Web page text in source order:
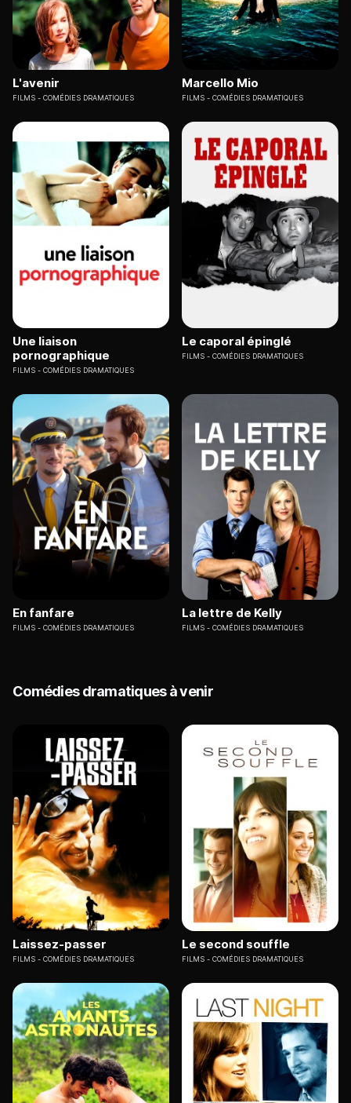
L'avenir
FILMS COMÉDIES DRAMATIQUES
Marcello Mio
FILMS COMÉDIES DRAMATIQUES
Une liaison
pornographique
FILMS COMÉDIES DRAMATIQUES
Le caporal épinglé
FILMS COMÉDIES DRAMATIQUES
En fanfare
FILMS COMÉDIES DRAMATIQUES
La lettre de Kelly
FILMS COMÉDIES DRAMATIQUES
Comédies dramatiques à venir
Laissez-passer
FILMS COMÉDIES DRAMATIQUES
Le second souffle
FILMS COMÉDIES DRAMATIQUES